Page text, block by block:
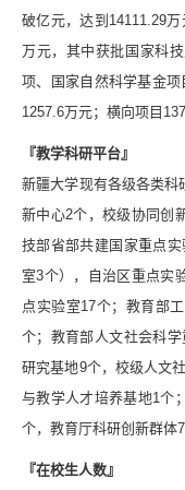
破亿元，达到14111.29
万元，其中获批国家科
项、国家自然科学基金
1257.6万元；横向项目
『教学科研平台』
新疆大学现有各级各类科
新中心2个，校级协同创
技部省部共建国家重点
室3个），自治区重点实
点实验室17个；教育部
个；教育部人文社会科
研究基地9个，校级人文
与教学人才培养基地1个
个，教育厅科研创新群体
『在校生人数』